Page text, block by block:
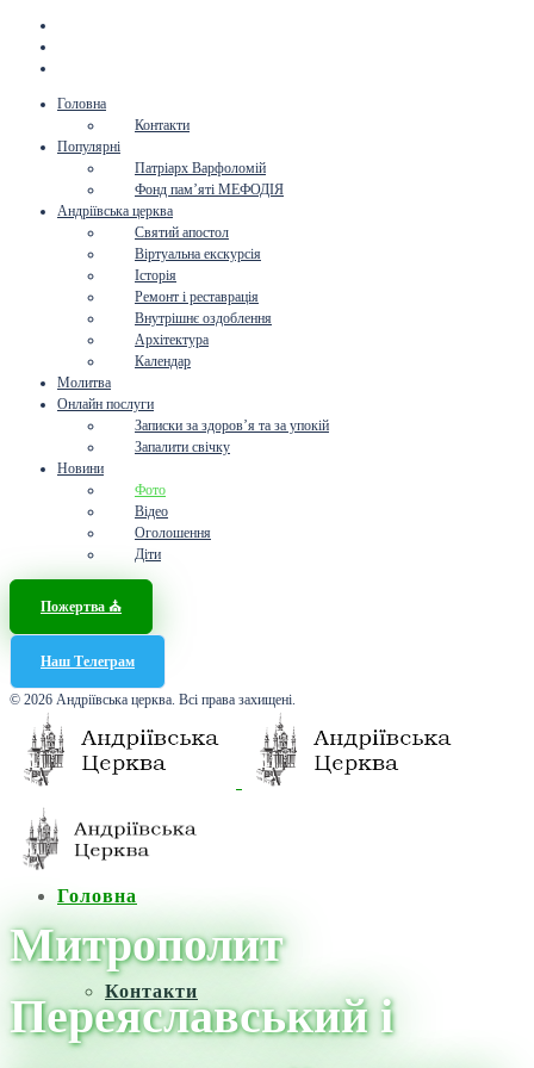
Головна
Контакти
Популярні
Патріарх Варфоломій
Фонд пам’яті МЕФОДІЯ
Андріївська церква
Святий апостол
Віртуальна екскурсія
Історія
Ремонт і реставрація
Внутрішнє оздоблення
Архітектура
Календар
Молитва
Онлайн послуги
Записки за здоров’я та за упокій
Запалити свічку
Новини
Фото
Відео
Оголошення
Діти
Пожертва ⛪️
Наш Телеграм
© 2026 Андріївська церква. Всі права захищені.
Головна
Контакти
Митрополит
Переяславський і